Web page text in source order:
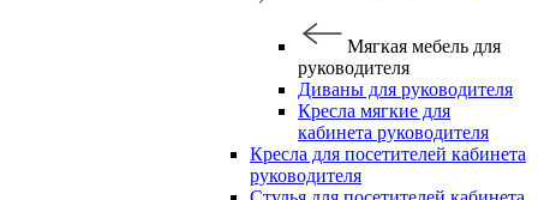
Мягкая мебель для
руководителя
Диваны для руководителя
Кресла мягкие для
кабинета руководителя
Кресла для посетителей кабинета
руководителя